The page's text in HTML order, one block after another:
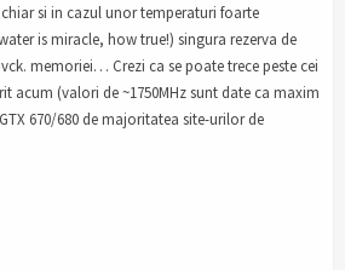
si in cazul unor temperaturi foarte
is miracle, how true!) singura rezerva de
memoriei… Crezi ca se poate trece peste cei
acum (valori de ~1750MHz sunt date ca maxim
670/680 de majoritatea site-urilor de